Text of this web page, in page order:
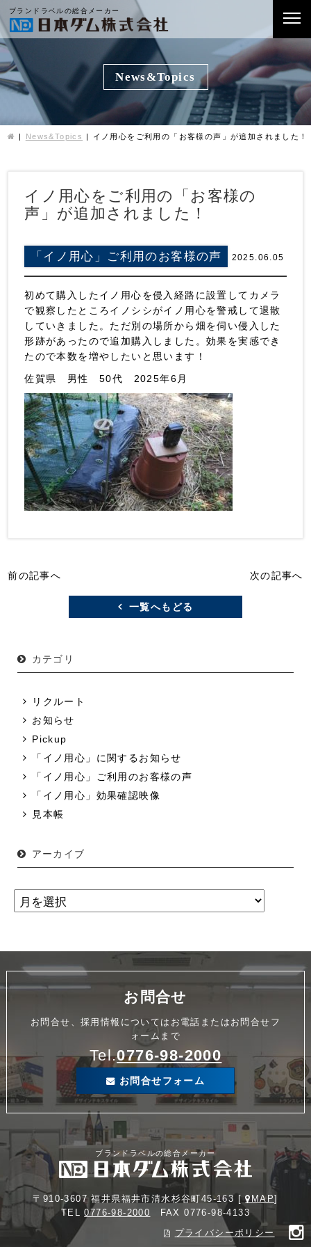
ブランドラベルの総合メーカー
News&Topics
News&Topics イノ用心をご利用の「お客様の声」が追加されました！
イノ用心をご利用の「お客様の
声」が追加されました！
「イノ用心」ご利用のお客様の声 2025.06.05
初めて購入したイノ用心を侵入経路に設置してカメラ
で観察したところイノシシがイノ用心を警戒して退散
していきました。ただ別の場所から畑を伺い侵入した
形跡があったので追加購入しました。効果を実感でき
たので本数を増やしたいと思います！
佐賀県 男性 50代 2025年6月
前の記事へ 次の記事へ
一覧へもどる
カテゴリ
リクルート
お知らせ
Pickup
「イノ用心」に関するお知らせ
「イノ用心」ご利用のお客様の声
「イノ用心」効果確認映像
見本帳
アーカイブ
お問合せ
お問合せ、採用情報についてはお電話またはお問合せフ
ォームまで
Tel.0776-98-2000
お問合せフォーム
ブランドラベルの総合メーカー
〒910-3607 福井県福井市清水杉谷町45-163 [ MAP]
TEL0776-98-2000 FAX 0776-98-4133
プライバシーポリシー